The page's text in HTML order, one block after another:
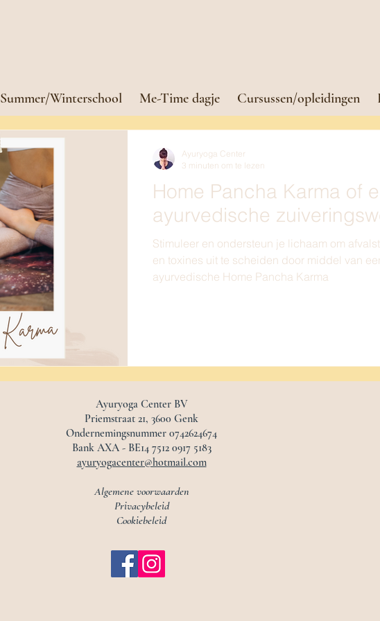
Summer/Winterschool Me-Time dagje Cursussen/opleidingen
Home Pancha Karma of
ayurvedische
Stimuleer en ondersteun je lichaam om
en toxines uit te scheiden door middel van
ayurvedische Home Pancha Karma
Ayuryoga Center
3 minuten om te lezen
Ayuryoga Center BV
Priemstraat 21, 3600 Genk
Ondernemingsnummer 0742624674
Bank AXA - BE14 7512 0917 5183
ayuryogacenter@hotmail.com
Algemene voorwaarden
Privacybeleid
Cookiebeleid